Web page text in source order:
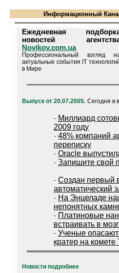
Информационный
Ежедневная
новостей
Novikov.com.ua
Профессиональный взгляд
актуальные события IT
в Мире
Выпуск от 20.07.2005. Сегодня в
- Миллиард
2009 году
- 48% компаний
переписку
- Oracle
- Запишите свой
- Создан первый
автоматический
- На Энцеладе
непонятных
- Платиновые
встраивать в мозг
- Ученые
кратер на
Новости подробнее